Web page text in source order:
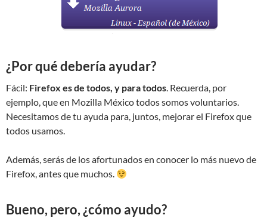
¿Por qué debería ayudar?
Fácil: Firefox es de todos, y para todos. Recuerda, por
ejemplo, que en Mozilla México todos somos voluntarios.
Necesitamos de tu ayuda para, juntos, mejorar el Firefox que
todos usamos.
Además, serás de los afortunados en conocer lo más nuevo de
Firefox, antes que muchos.
Bueno, pero, ¿cómo ayudo?